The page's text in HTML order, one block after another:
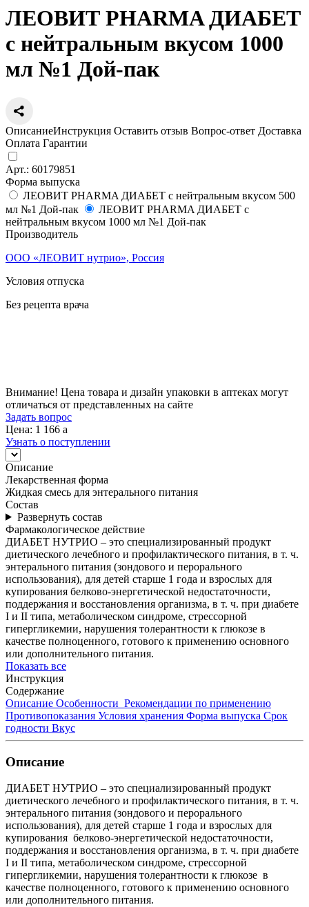
ЛЕОВИТ PHARMA ДИАБЕТ
с нейтральным вкусом 1000
мл №1 Дой-пак
ОписаниеИнструкция Оставить отзыв Вопрос-ответ Доставка
Оплата Гарантии
Арт.: 60179851
Форма выпуска
ЛЕОВИТ PHARMA ДИАБЕТ с нейтральным вкусом 500
мл №1 Дой-пак
ЛЕОВИТ PHARMA ДИАБЕТ с
нейтральным вкусом 1000 мл №1 Дой-пак
Производитель
ООО «ЛЕОВИТ нутрио», Россия
Условия отпуска
Без рецепта врача
Внимание! Цена товара и дизайн упаковки в аптеках могут
отличаться от представленных на сайте
Задать вопрос
Цена: 1 166 a
Узнать о поступлении
Описание
Лекарственная форма
Жидкая смесь для энтерального питания
Состав
Развернуть состав
Фармакологическое действие
ДИАБЕТ НУТРИО – это специализированный продукт
диетического лечебного и профилактического питания, в т. ч.
энтерального питания (зондового и перорального
использования), для детей старше 1 года и взрослых для
купирования белково-энергетической недостаточности,
поддержания и восстановления организма, в т. ч. при диабете
I и II типа, метаболическом синдроме, стрессорной
гипергликемии, нарушения толерантности к глюкозе в
качестве полноценного, готового к применению основного
или дополнительного питания.
Показать все
Инструкция
Содержание
Описание Особенности Рекомендации по применению
Противопоказания Условия хранения Форма выпуска Срок
годности Вкус
Описание
ДИАБЕТ НУТРИО – это специализированный продукт
диетического лечебного и профилактического питания, в т. ч.
энтерального питания (зондового и перорального
использования), для детей старше 1 года и взрослых для
купирования белково-энергетической недостаточности,
поддержания и восстановления организма, в т. ч. при диабете
I и II типа, метаболическом синдроме, стрессорной
гипергликемии, нарушения толерантности к глюкозе в
качестве полноценного, готового к применению основного
или дополнительного питания.